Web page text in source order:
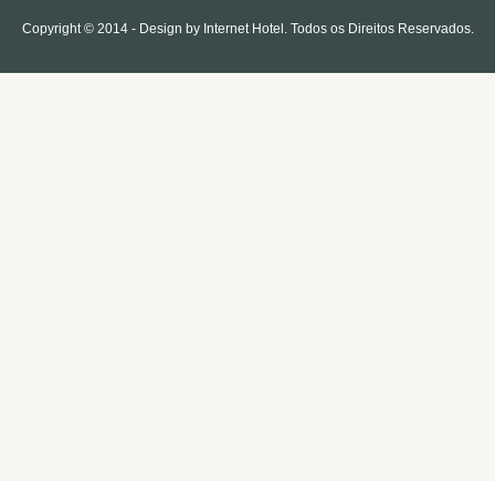
Copyright © 2014 - Design by Internet Hotel . Todos os Direitos Reservados.